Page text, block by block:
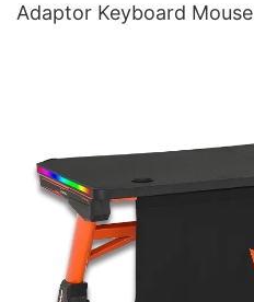
Adaptor Keyboard Mouse